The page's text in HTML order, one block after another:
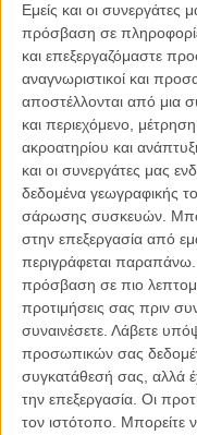
Εμείς και οι συνεργάτες
πρόσβαση σε
και επεξεργαζόμαστε
αναγνωριστικοί και
αποστέλλονται από μια
και περιεχόμενο,
ακροατηρίου και
και οι συνεργάτες μας
δεδομένα γεωγραφικής
σάρωσης συσκευών.
στην επεξεργασία από
περιγράφεται παραπάνω.
πρόσβαση σε πιο
προτιμήσεις σας πριν
συναινέσετε. Λάβετε
προσωπικών σας
συγκατάθεσή σας, αλλά
την επεξεργασία. Οι
τον ιστότοπο. Μπορείτε
Φεστιβάλ Ταινιών
«Toothbrushes» των
Μπουγιούκα
ΘΕΜΑΤΑ /06 ΣΕΠ 2011/
Η επιτυχία είναι
καλύτερο, δεν σε
απλώς ένα ωραίο,
συναίσθημα.»